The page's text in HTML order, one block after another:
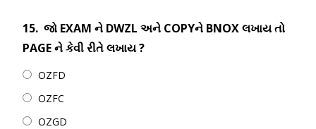
15. જો EXAM ને DWZL અને COPYને BNOX લખાય તો
PAGE ને કેવી રીતે લખાય ?
OZFD
OZFC
OZGD